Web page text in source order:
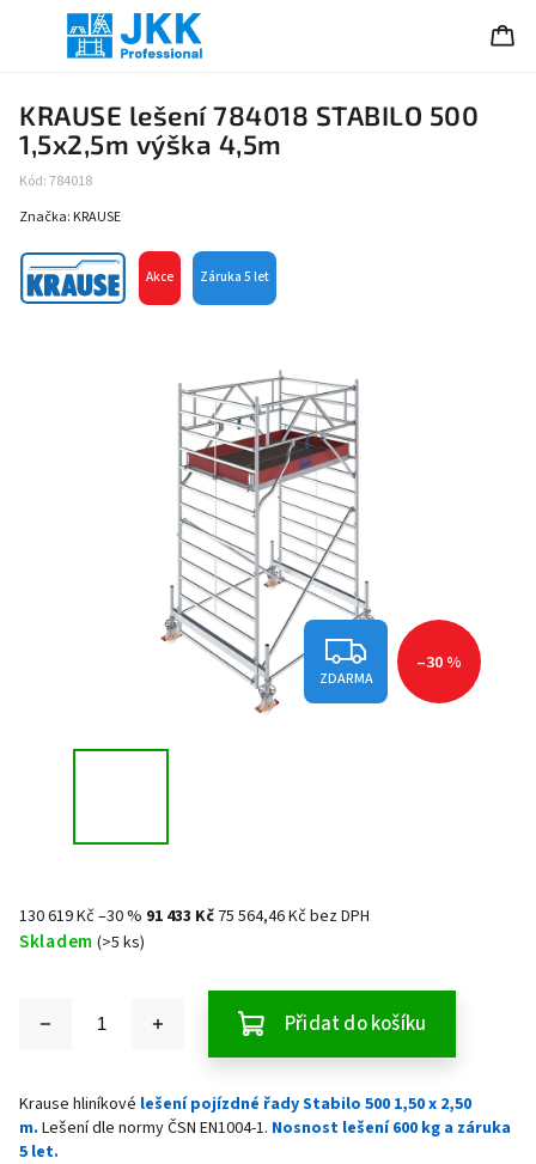
KRAUSE lešení 784018 STABILO 500
1,5x2,5m výška 4,5m
Kód:784018
Akce Záruka 5 let
Značka: KRAUSE
ZDARMA
–30 %
130 619 Kč–30 % 91 433 Kč 75 564,46 Kč bez DPH
Skladem (>5 ks)
Přidat do košíku
Krause hliníkové lešení pojízdné řady Stabilo 500 1,50 x 2,50
m. Lešení dle normy ČSN EN1004-1. Nosnost lešení 600 kg a záruka
5 let.